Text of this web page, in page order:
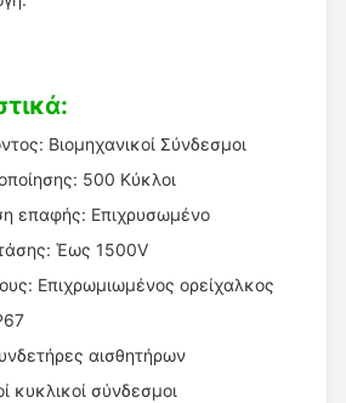
Βιομηχανικοί Σύνδεσμοι
500 Κύκλοι
επαφής: Επιχρυσωμένο
Έως 1500V
Επιχρωμιωμένος ορείχαλκος
αισθητήρων
κυκλικοί σύνδεσμοι